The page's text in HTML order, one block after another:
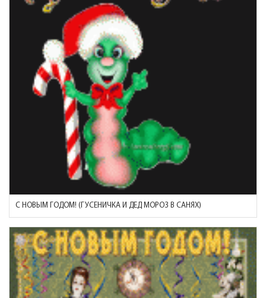
С НОВЫМ ГОДОМ! (ГУСЕНИЧКА И ДЕД МОРОЗ В САНЯХ)